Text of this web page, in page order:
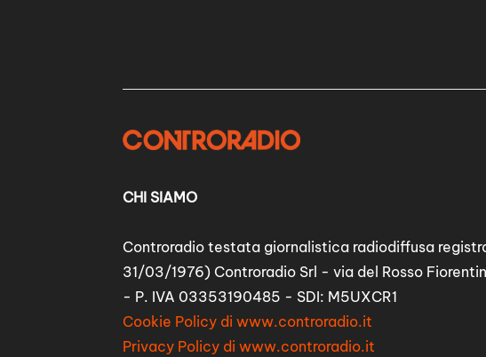
CHI SIAMO
Controradio testata giornalistica radiodiffusa
31/03/1976) Controradio Srl - via del Rosso
- P. IVA 03353190485 - SDI: M5UXCR1
Cookie Policy di www.controradio.it
Privacy Policy di www.controradio.it